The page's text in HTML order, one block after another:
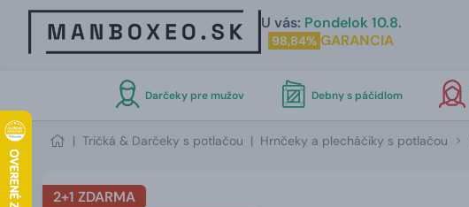
U vás: Pondelok 10.8.
98,84% GARANCIA
Darčeky pre mužov Debny s páčidlom
| Tričká & Darčeky s potlačou | Hrnčeky a plecháčiky s potlačou
2+1 ZDARMA